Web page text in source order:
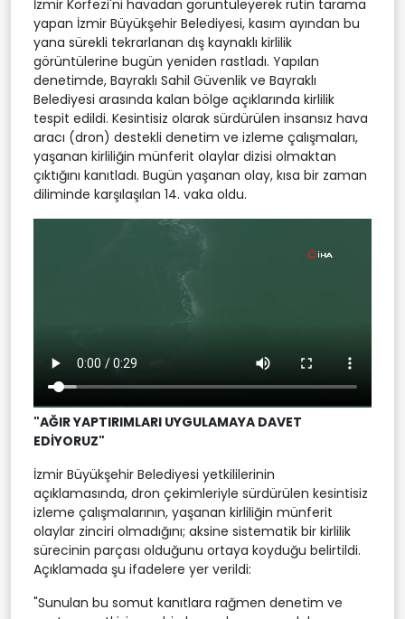
İzmir Körfezi'ni havadan görüntüleyerek rutin tarama
yapan İzmir Büyükşehir Belediyesi, kasım ayından bu
yana sürekli tekrarlanan dış kaynaklı kirlilik
görüntülerine bugün yeniden rastladı. Yapılan
denetimde, Bayraklı Sahil Güvenlik ve Bayraklı
Belediyesi arasında kalan bölge açıklarında kirlilik
tespit edildi. Kesintisiz olarak sürdürülen insansız hava
aracı (dron) destekli denetim ve izleme çalışmaları,
yaşanan kirliliğin münferit olaylar dizisi olmaktan
çıktığını kanıtladı. Bugün yaşanan olay, kısa bir zaman
diliminde karşılaşılan 14. vaka oldu.
"AĞIR YAPTIRIMLARI UYGULAMAYA DAVET
EDİYORUZ"
İzmir Büyükşehir Belediyesi yetkililerinin
açıklamasında, dron çekimleriyle sürdürülen kesintisiz
izleme çalışmalarının, yaşanan kirliliğin münferit
olaylar zinciri olmadığını; aksine sistematik bir kirlilik
sürecinin parçası olduğunu ortaya koyduğu belirtildi.
Açıklamada şu ifadelere yer verildi:
"Sunulan bu somut kanıtlara rağmen denetim ve